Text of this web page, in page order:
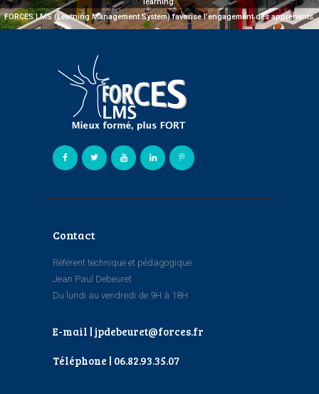
FORCES LMS (Learning Management System) favorise l’engagement des apprenants.
Contact
Référent technique et pédagogique
Jean Paul Debeuret
Du lundi au vendredi de 9H à 18H
E-mail | jpdebeuret@forces.fr
Téléphone | 06.82.93.35.07